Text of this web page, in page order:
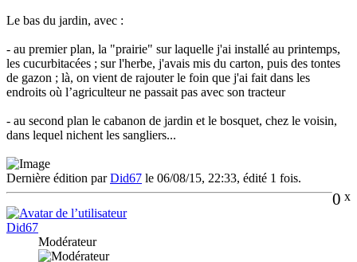
Le bas du jardin, avec :
- au premier plan, la "prairie" sur laquelle j'ai installé au printemps,
les cucurbitacées ; sur l'herbe, j'avais mis du carton, puis des tontes
de gazon ; là, on vient de rajouter le foin que j'ai fait dans les
endroits où l’agriculteur ne passait pas avec son tracteur
- au second plan le cabanon de jardin et le bosquet, chez le voisin,
dans lequel nichent les sangliers...
Dernière édition parDid67 le 06/08/15, 22:33, édité 1 fois.
0 x
Did67
Modérateur